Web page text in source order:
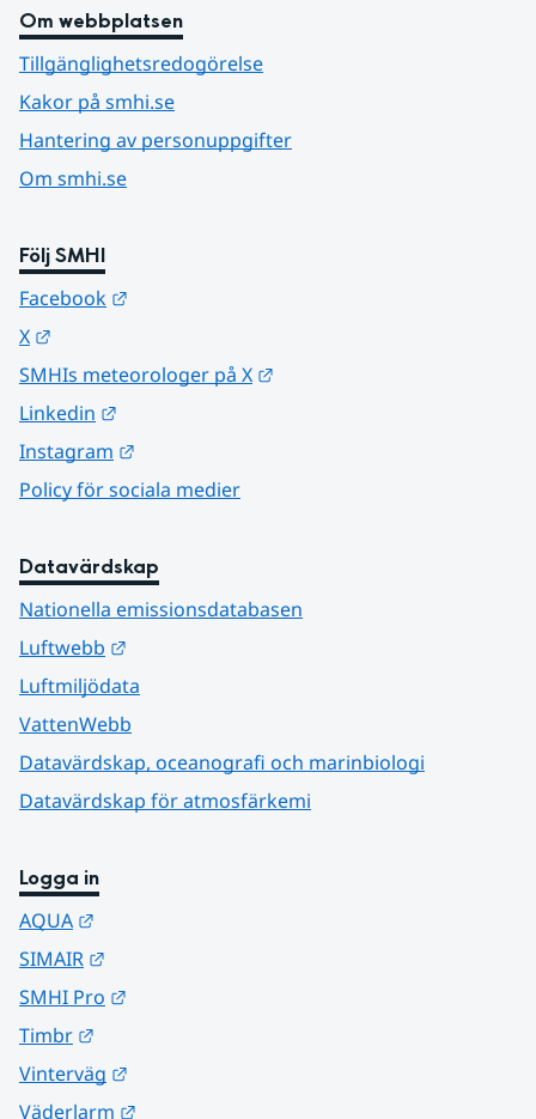
Om webbplatsen
Tillgänglighetsredogörelse
Kakor på smhi.se
Hantering av personuppgifter
Om smhi.se
Följ SMHI
Facebook
X
SMHIs meteorologer på X
Linkedin
Instagram
Policy för sociala medier
Datavärdskap
Nationella emissionsdatabasen
Luftwebb
Luftmiljödata
VattenWebb
Datavärdskap, oceanografi och marinbiologi
Datavärdskap för atmosfärkemi
Logga in
AQUA
SIMAIR
SMHI Pro
Timbr
Vinterväg
Väderlarm